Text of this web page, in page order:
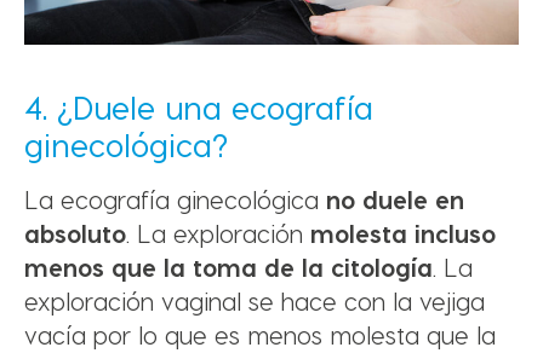
4. ¿Duele una ecografía
ginecológica?
La ecografía ginecológica no duele en
absoluto. La exploración molesta incluso
menos que la toma de la citología. La
exploración vaginal se hace con la vejiga
vacía por lo que es menos molesta que la